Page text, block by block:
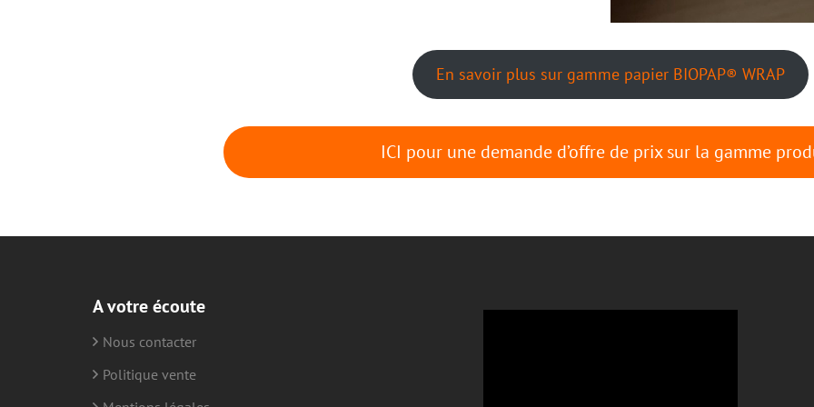
En savoir plus sur gamme papier BIOPAP® WRAP
ICI pour une demande d’offre de prix sur la gamme
A votre écoute
Nous contacter
Politique vente